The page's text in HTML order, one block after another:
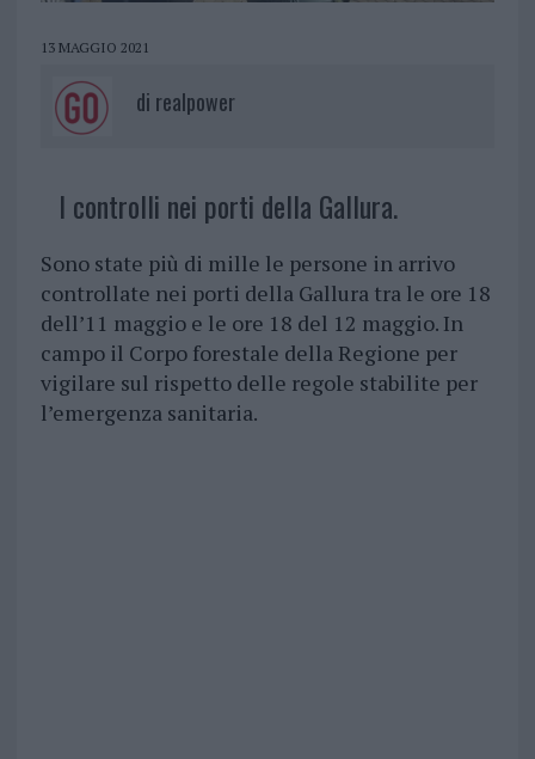
13 MAGGIO 2021
di realpower
I controlli nei porti della Gallura.
Sono state più di mille le persone in arrivo
controllate nei porti della Gallura tra le ore 18
dell’11 maggio e le ore 18 del 12 maggio. In
campo il Corpo forestale della Regione per
vigilare sul rispetto delle regole stabilite per
l’emergenza sanitaria.